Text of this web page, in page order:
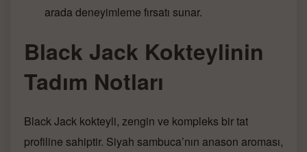
arada deneyimleme fırsatı sunar.
Black Jack Kokteylinin
Tadım Notları
Black Jack kokteyli, zengin ve kompleks bir tat
profiline sahiptir. Siyah sambuca’nın anason aroması,